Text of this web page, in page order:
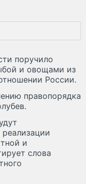
поручило
и овощами из
России.
правопорядка
и
слова